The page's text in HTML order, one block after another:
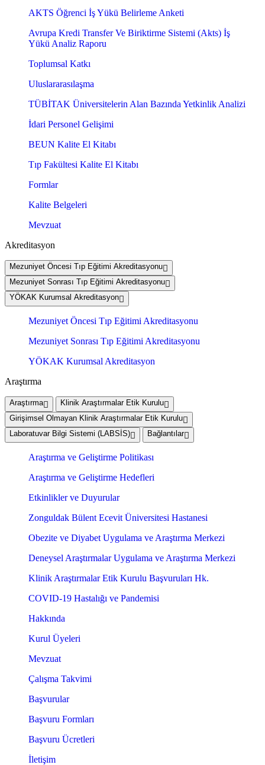
AKTS Öğrenci İş Yükü Belirleme Anketi
Avrupa Kredi Transfer Ve Biriktirme Sistemi (Akts) İş
Yükü Analiz Raporu
Toplumsal Katkı
Uluslararasılaşma
TÜBİTAK Üniversitelerin Alan Bazında Yetkinlik Analizi
İdari Personel Gelişimi
BEUN Kalite El Kitabı
Tıp Fakültesi Kalite El Kitabı
Formlar
Kalite Belgeleri
Mevzuat
Akreditasyon
Mezuniyet Öncesi Tıp Eğitimi Akreditasyonu
Mezuniyet Sonrası Tıp Eğitimi Akreditasyonu
YÖKAK Kurumsal Akreditasyon
Mezuniyet Öncesi Tıp Eğitimi Akreditasyonu
Mezuniyet Sonrası Tıp Eğitimi Akreditasyonu
YÖKAK Kurumsal Akreditasyon
Araştırma
Araştırma
Klinik Araştırmalar Etik Kurulu
Girişimsel Olmayan Klinik Araştırmalar Etik Kurulu
Laboratuvar Bilgi Sistemi (LABSİS)
Bağlantılar
Araştırma ve Geliştirme Politikası
Araştırma ve Geliştirme Hedefleri
Etkinlikler ve Duyurular
Zonguldak Bülent Ecevit Üniversitesi Hastanesi
Obezite ve Diyabet Uygulama ve Araştırma Merkezi
Deneysel Araştırmalar Uygulama ve Araştırma Merkezi
Klinik Araştırmalar Etik Kurulu Başvuruları Hk.
COVID-19 Hastalığı ve Pandemisi
Hakkında
Kurul Üyeleri
Mevzuat
Çalışma Takvimi
Başvurular
Başvuru Formları
Başvuru Ücretleri
İletişim